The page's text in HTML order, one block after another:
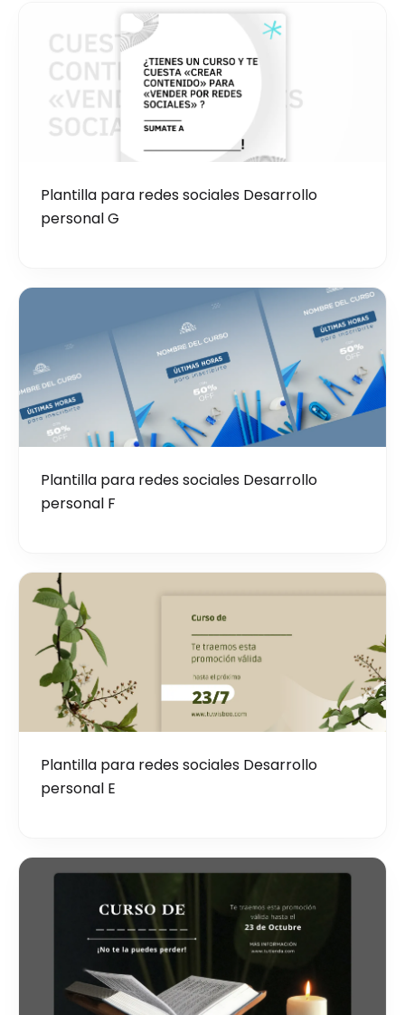
Plantilla para redes sociales Desarrollo
personal G
Plantilla para redes sociales Desarrollo
personal F
Plantilla para redes sociales Desarrollo
personal E